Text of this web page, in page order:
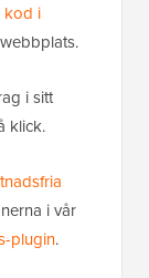
kod i
i sitt
klick.
i vår
plugin.